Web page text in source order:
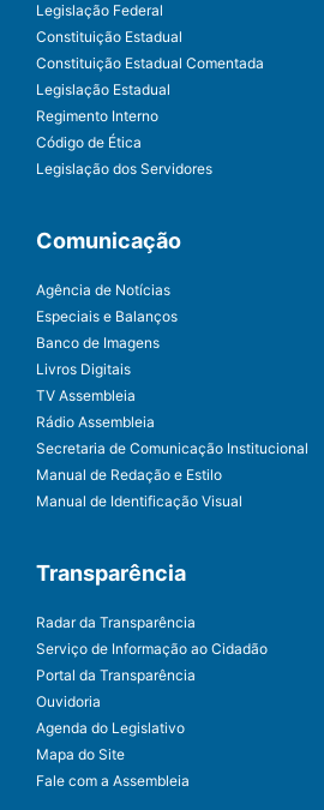
Legislação Federal
Constituição Estadual
Constituição Estadual Comentada
Legislação Estadual
Regimento Interno
Código de Ética
Legislação dos Servidores
Comunicação
Agência de Notícias
Especiais e Balanços
Banco de Imagens
Livros Digitais
TV Assembleia
Rádio Assembleia
Secretaria de Comunicação Institucional
Manual de Redação e Estilo
Manual de Identificação Visual
Transparência
Radar da Transparência
Serviço de Informação ao Cidadão
Portal da Transparência
Ouvidoria
Agenda do Legislativo
Mapa do Site
Fale com a Assembleia